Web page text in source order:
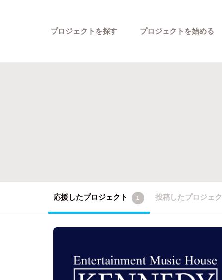
プロジェクトを探す プロジェクトを始める
応援したプロジェクト 1 投稿したプロジェ